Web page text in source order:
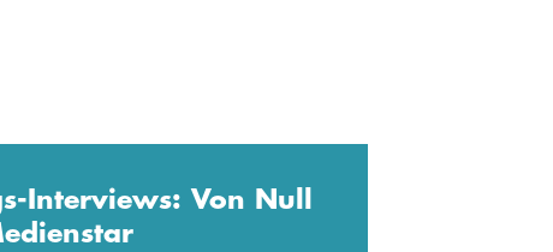
Interviews: Von Null